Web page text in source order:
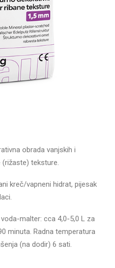
obrada vanjskih i
teksture.
kreč/vapneni hidrat, pijesak
malter: cca 4,0-5,0 L za
minuta. Radna temperatura
(na dodir) 6 sati.